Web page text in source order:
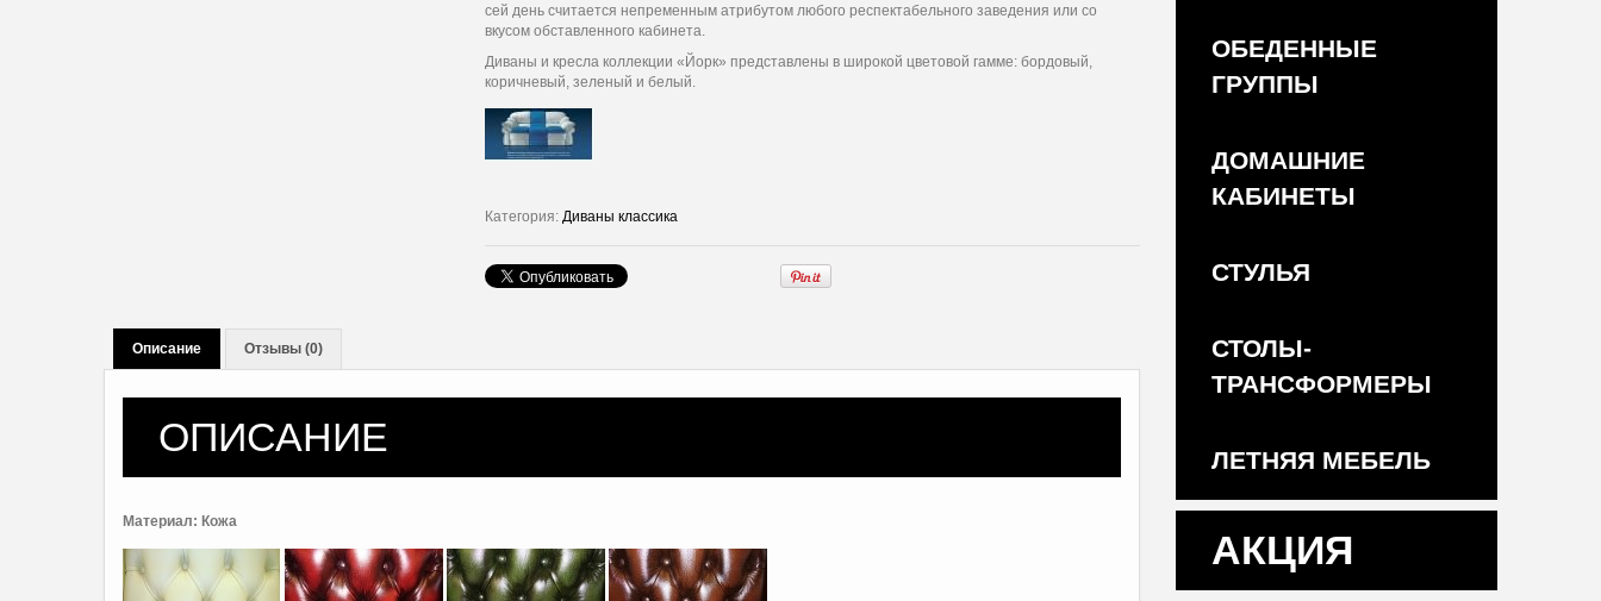
сей день считается непременным атрибутом любого респектабельного заведения или со
вкусом обставленного кабинета.
Диваны и кресла коллекции «Йорк» представлены в широкой цветовой гамме: бордовый,
коричневый, зеленый и белый.
Категория: Диваны классика
Описание Отзывы (0)
ОПИСАНИЕ
Материал: Кожа
ОБЕДЕННЫЕ
ГРУППЫ
ДОМАШНИЕ
КАБИНЕТЫ
СТУЛЬЯ
СТОЛЫ-
ТРАНСФОРМЕРЫ
ЛЕТНЯЯ МЕБЕЛЬ
АКЦИЯ